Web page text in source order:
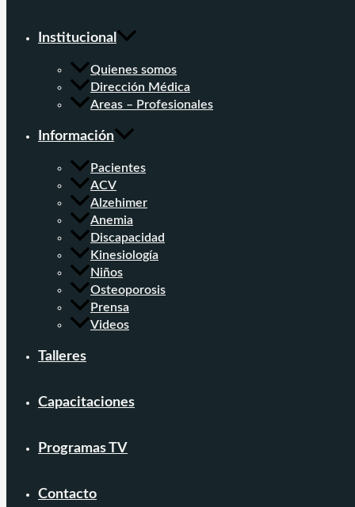
Institucional
Quienes somos
Dirección Médica
Areas – Profesionales
Información
Pacientes
ACV
Alzehimer
Anemia
Discapacidad
Kinesiología
Niños
Osteoporosis
Prensa
Videos
Talleres
Capacitaciones
Programas TV
Contacto